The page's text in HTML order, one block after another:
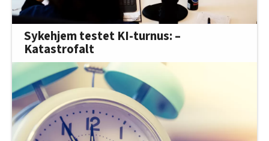
Sykehjem testet KI-turnus: –
Katastrofalt